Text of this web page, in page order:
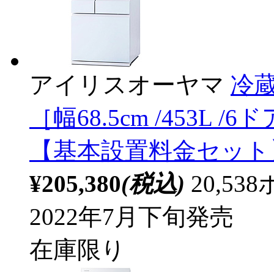
アイリスオーヤマ 冷
［幅68.5cm /453L /6
【基本設置料金セッ
¥205,380(税込) 20,538
2022年7月下旬発売
在庫限り